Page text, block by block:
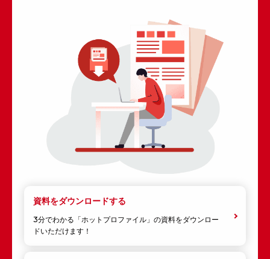
資料をダウンロードする
3分でわかる「ホットプロファイル」の資料をダウンロー
ドいただけます！